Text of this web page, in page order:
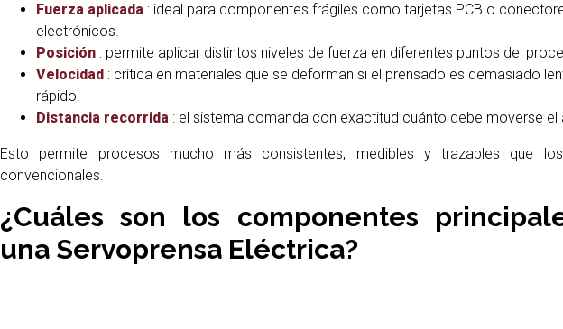
Fuerza aplicada : ideal para componentes frágiles como tarjetas PCB o
electrónicos.
Posición : permite aplicar distintos niveles de fuerza en diferentes puntos del
Velocidad : crítica en materiales que se deforman si el prensado es demasiado
rápido.
Distancia recorrida : el sistema comanda con exactitud cuánto debe moverse el
Esto permite procesos mucho más consistentes, medibles y trazables que
convencionales.
¿Cuáles son los componentes
una Servoprensa Eléctrica?